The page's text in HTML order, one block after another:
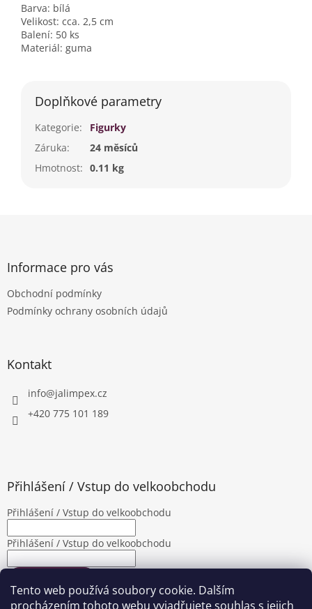
Tento web používá soubory cookie. Dalším
procházením tohoto webu vyjadřujete souhlas s jejich
Barva: bílá
Velikost: cca. 2,5 cm
Balení: 50 ks
Materiál: guma
Doplňkové parametry
Kategorie:
Figurky
Záruka:
24 měsíců
Hmotnost: 0.11 kg
Informace pro vás
Obchodní podmínky
Podmínky ochrany osobních údajů
Kontakt
info@jalimpex.cz
+420 775 101 189
Přihlášení / Vstup do velkoobchodu
Přihlášení / Vstup do velkoobchodu
Přihlášení / Vstup do velkoobchodu
Nová registrace Zapomenuté heslo